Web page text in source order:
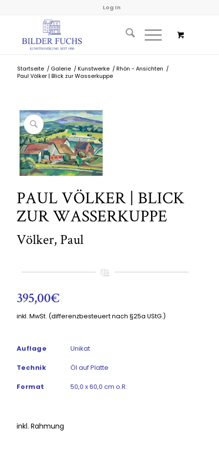
Log In
Startseite / Galerie / Kunstwerke / Rhön - Ansichten /
Paul Völker | Blick zur Wasserkuppe
PAUL VÖLKER | BLICK
ZUR WASSERKUPPE
Völker, Paul
395,00€
inkl. MwSt. (differenzbesteuert nach §25a UStG.)
Auflage Unikat
Technik Öl auf Platte
Format 50,0 x 60,0 cm o.R.
inkl. Rahmung